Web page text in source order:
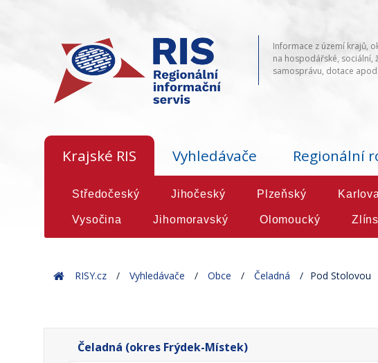
Informace z území krajů,
na hospodářské, sociální,
samosprávu, dotace apod.
Krajské RIS Vyhledávače Regionální
Středočeský Jihočeský Plzeňský
Vysočina Jihomoravský Olomoucký
HomeRISY.cz Vyhledávače Obce Čeladná Pod Stolovou
Čeladná (okres Frýdek-Místek)